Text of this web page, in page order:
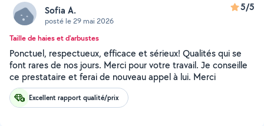
Sofia A.
posté le 29 mai 2026
5/5
Taille de haies et d'arbustes
Ponctuel, respectueux, efficace et sérieux! Qualités qui se
font rares de nos jours. Merci pour votre travail. Je conseille
ce prestataire et ferai de nouveau appel à lui. Merci
Excellent rapport qualité/prix